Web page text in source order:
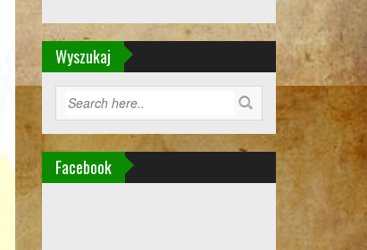
Wyszukaj
Facebook